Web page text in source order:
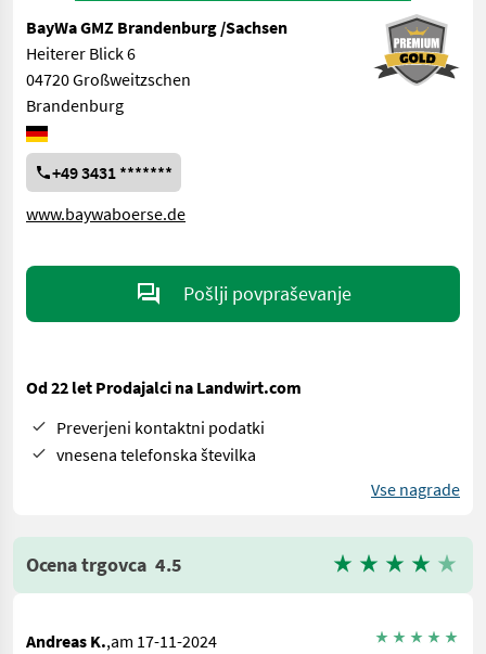
BayWa GMZ Brandenburg /Sachsen
Heiterer Blick 6
04720 Großweitzschen
Brandenburg
+49 3431 *******
www.baywaboerse.de
Pošlji povpraševanje
Od 22 let Prodajalci na Landwirt.com
Preverjeni kontaktni podatki
vnesena telefonska številka
Vse nagrade
Ocena trgovca 4.5
Andreas K.,am 17-11-2024